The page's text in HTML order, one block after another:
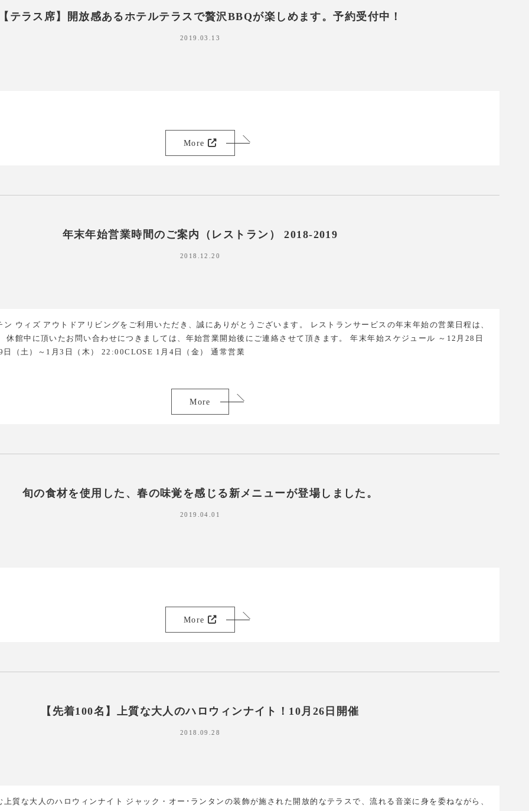
テラス席】開放感あるホテルテラスで贅沢BBQが楽しめます。予約受付中！
2019.03.13
More
年末年始営業時間のご案内（レストラン） 2018-2019
2018.12.20
ン ウィズ アウトドアリビングをご利用いただき、誠にありがとうございます。 レストランサービスの年末年始の営業日程は、
休館中に頂いたお問い合わせにつきましては、年始営業開始後にご連絡させて頂きます。 年末年始スケジュール ～12月28日
（土）～1月3日（木） 22:00CLOSE 1月4日（金） 通常営業
More
旬の食材を使用した、春の味覚を感じる新メニューが登場しました。
2019.04.01
More
【先着100名】上質な大人のハロウィンナイト！10月26日開催
2018.09.28
上質な大人のハロウィンナイト ジャック・オー･ランタンの装飾が施された開放的なテラスで、流れる音楽に身を委ねながら、